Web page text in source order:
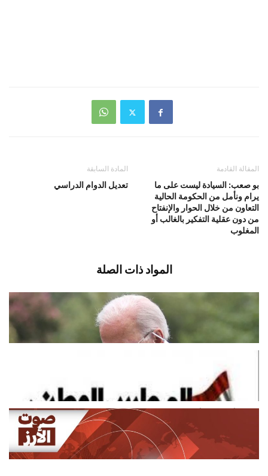
المادة السابقة
تعديل الدوام الدراسي
المقالة القادمة
بو صعب: السيادة ليست على ما
يرام ونأمل من الحكومة الحالية
التعاون من خلال الحوار والإنفتاح
من دون عقلية التفكير بالغالب أو
المغلوب
المواد ذات الصلة
تدهور صحة جو بايدن …
وإعلان حال طوارئ
اخبار محلية أغسطس 8, 2026
مركز أوروبي: أكثر من 240 إصابة
بفيروس حمى غرب النيل في...
اخبار دولية أغسطس 8, 2026